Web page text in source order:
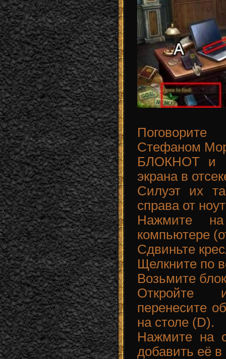
Стефаном
БЛОКНОТ и
экрана в
Силуэт их
справа от
Нажмите
компьютере
Сдвиньте
Щелкните по
Возьмите
Откройте
перенесите
на столе (D).
Нажмите на
добавить её в